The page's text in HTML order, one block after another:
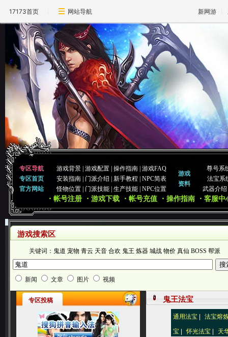
17173首页 网站导航 新网游
专区导航
专区首页
官方网站
游戏背景 |游戏配置 |操作指南 |游戏FAQ
安装指南
门派介绍 |新手教程 |NPC简表
怪物位置
门派技能 |生产技能 |NPC位置
游戏
资料
尊号系
法宝系
武器介绍
・帐号注册 ・游戏下载 ・帐号充值 ・操作指南 ・客服中
游戏搜索区
关键词： 鬼道 宠物 青云 天音 合欢 鬼王 炼器 城战 物价 真仙 BOSS 帮派
新闻 文章 图片 视频
专区投稿 鬼王法宝
通用法宝 法宝熔
宝 怀光法宝 天